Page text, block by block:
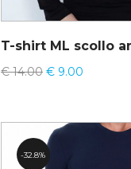
T-shirt ML scollo
€14.00 €9.00
32.8%